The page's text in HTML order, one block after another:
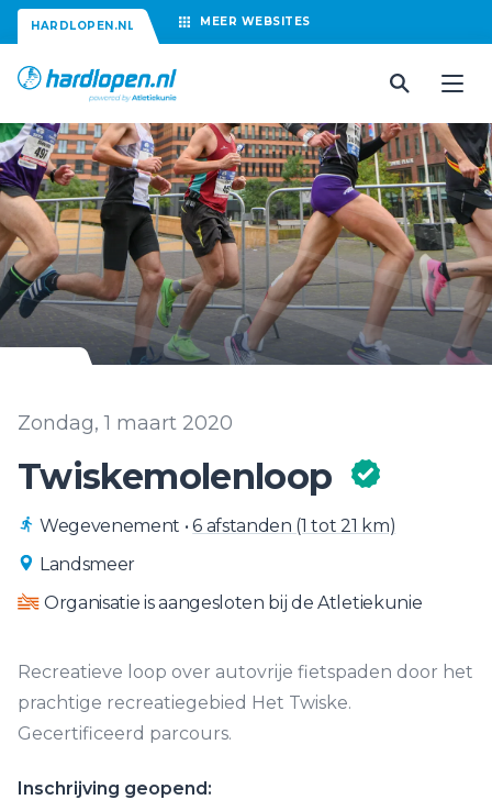
HARDLOPEN.NL MEER WEBSITES
Zondag, 1 maart 2020
Twiskemolenloop
Wegevenement •6 afstanden (1 tot 21 km)
Landsmeer
Organisatie is aangesloten bij de Atletiekunie
Recreatieve loop over autovrije fietspaden door het
prachtige recreatiegebied Het Twiske.
Gecertificeerd parcours.
Inschrijving geopend: